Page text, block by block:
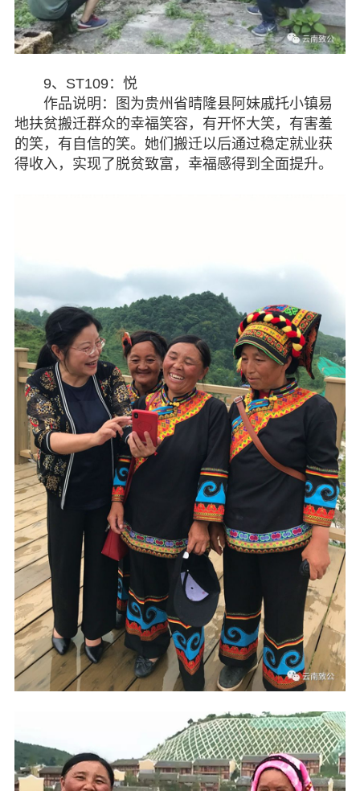
9、ST109：悦
作品说明：图为贵州省晴隆县阿妹戚托小镇易
地扶贫搬迁群众的幸福笑容，有开怀大笑，有害羞
的笑，有自信的笑。她们搬迁以后通过稳定就业获
得收入，实现了脱贫致富，幸福感得到全面提升。